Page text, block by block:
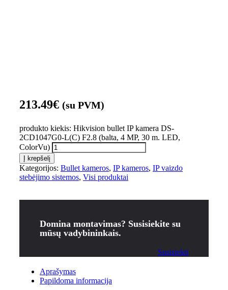
213.49€ (su PVM)
produkto kiekis: Hikvision bullet IP kamera DS-
2CD1047G0-L(C) F2.8 (balta, 4 MP, 30 m. LED,
ColorVu)
Į krepšelį
Kategorijos: Bullet kameros, IP kameros, IP vaizdo
stebėjimo sistemos, Visi produktai
Domina montavimas? Susisiekite su
mūsų vadybininkais.
Susisiekti
Aprašymas
Papildoma informacija